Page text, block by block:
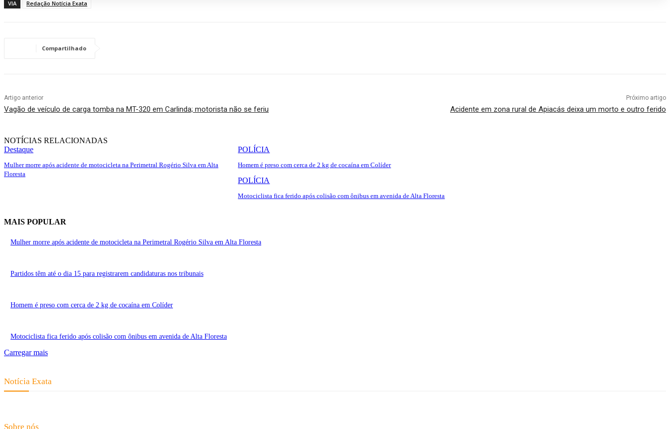
VIA Redação Notícia Exata
Compartilhado
Artigo anterior
Vagão de veículo de carga tomba na MT-320 em Carlinda; motorista não se feriu
Próximo artigo
Acidente em zona rural de Apiacás deixa um morto e outro ferido
NOTÍCIAS RELACIONADAS
Destaque
Mulher morre após acidente de motocicleta na Perimetral Rogério Silva em Alta
Floresta
POLÍCIA
Homem é preso com cerca de 2 kg de cocaína em Colíder
POLÍCIA
Motociclista fica ferido após colisão com ônibus em avenida de Alta Floresta
MAIS POPULAR
Mulher morre após acidente de motocicleta na Perimetral Rogério Silva em Alta Floresta
Partidos têm até o dia 15 para registrarem candidaturas nos tribunais
Homem é preso com cerca de 2 kg de cocaína em Colíder
Motociclista fica ferido após colisão com ônibus em avenida de Alta Floresta
Carregar mais
Notícia Exata
Sobre nós